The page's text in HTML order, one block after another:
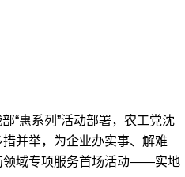
惠系列”活动部署，农工党沈
并举，为企业办实事、解难
领域专项服务首场活动——实地